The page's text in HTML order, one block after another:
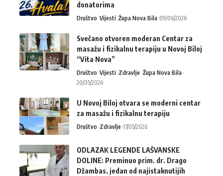
donatorima
Društvo Vijesti Župa Nova Bila 09/06/2026
Svečano otvoren moderan Centar za
masažu i fizikalnu terapiju u Novoj Biloj
“Vita Nova”
Društvo Vijesti Zdravlje Župa Nova Bila
20/05/2026
U Novoj Biloj otvara se moderni centar
za masažu i fizikalnu terapiju
Društvo Zdravlje 17/05/2026
ODLAZAK LEGENDE LAŠVANSKE
DOLINE: Preminuo prim. dr. Drago
Džambas, jedan od najistaknutijih